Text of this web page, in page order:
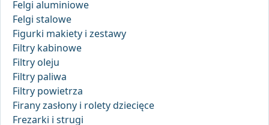
Felgi aluminiowe
Felgi stalowe
Figurki makiety i zestawy
Filtry kabinowe
Filtry oleju
Filtry paliwa
Filtry powietrza
Firany zasłony i rolety dziecięce
Frezarki i strugi